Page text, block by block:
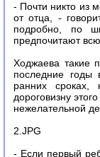
- Почти никто из
от отца, -
подробно, по
предпочитают
Ходжаева такие
последние годы
ранних сроках,
дороговизну
нежелательной
2.JPG
- Если первый